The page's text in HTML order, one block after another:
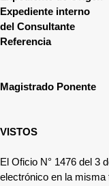
Expediente interno
del Consultante
Referencia
Magistrado Ponente
VISTOS
El Oficio N° 1476 del 3
electrónico en la